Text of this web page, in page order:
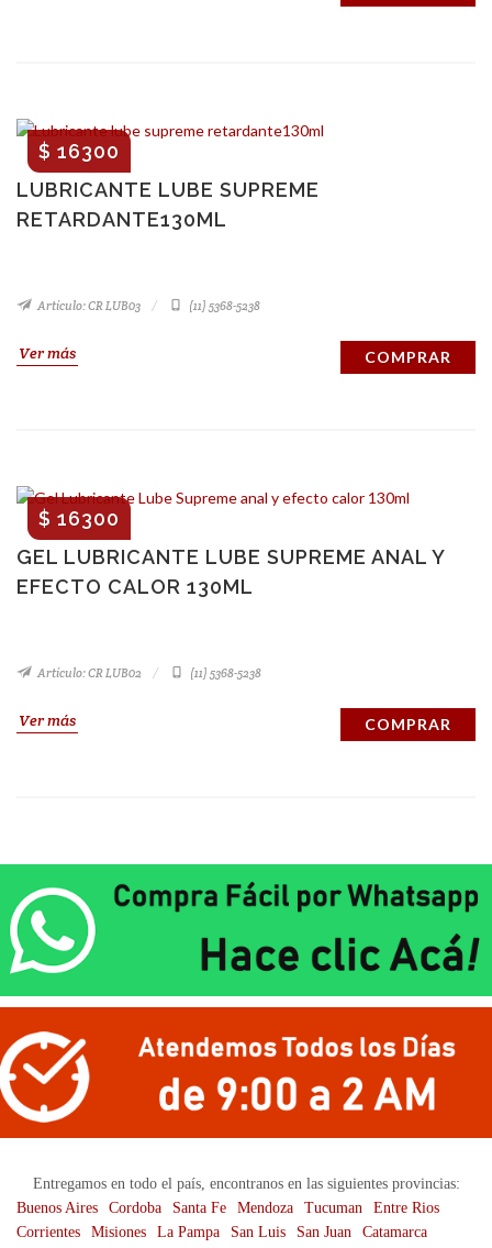
LUBRICANTE LUBE SUPREME
RETARDANTE130ML
$ 16300
Artículo: CR LUB03 (11) 5368-5238
Ver más COMPRAR
GEL LUBRICANTE LUBE SUPREME ANAL Y
EFECTO CALOR 130ML
$ 16300
Artículo: CR LUB02 (11) 5368-5238
Ver más COMPRAR
Entregamos en todo el país, encontranos en las siguientes provincias:
Buenos Aires
Cordoba Santa Fe Mendoza Tucuman
Entre Rios
Corrientes
Misiones La Pampa San Luis San Juan Catamarca